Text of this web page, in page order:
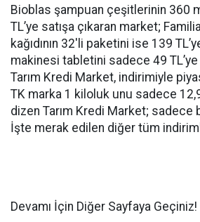
Bioblas şampuan çeşitlerinin 360
TL’ye satışa çıkaran market;
kağıdının 32'li paketini ise 139
makinesi tabletini sadece 49 TL’ye
Tarım Kredi Market, indirimiyle
TK marka 1 kiloluk unu sadece
dizen Tarım Kredi Market; sadece
İşte merak edilen diğer tüm
Devamı İçin Diğer Sayfaya Geçiniz!